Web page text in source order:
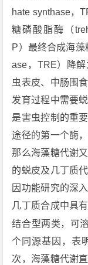
hate synthase，
糖磷酸脂酶（
P）最终合成海藻
ase，TRE）降
虫表皮、中肠围
发育过程中需要
是害虫控制的重
途径的第一个酶
那么海藻糖代谢
的蜕皮及几丁质
因功能研究的深
几丁质合成中具
结合型两类，可
个同源基因，表
次，海藻糖代谢